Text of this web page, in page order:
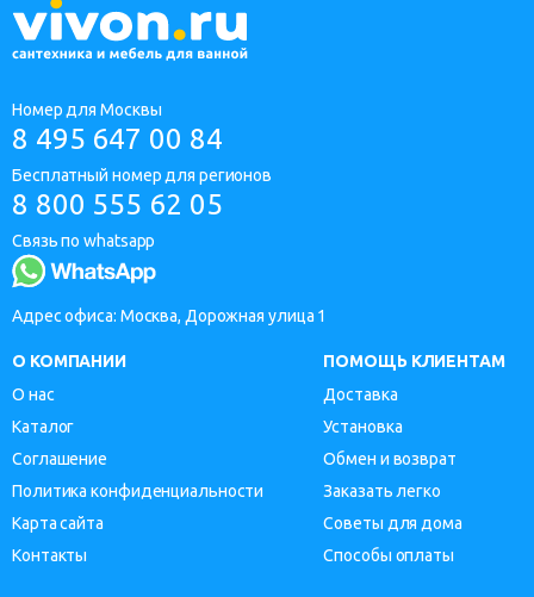
Номер для Москвы
8 495 647 00 84
Бесплатный номер для регионов
8 800 555 62 05
Связь по whatsapp
Адрес офиса: Москва, Дорожная улица 1
О КОМПАНИИ
О нас
Каталог
Соглашение
Политика конфиденциальности
Карта сайта
Контакты
ПОМОЩЬ КЛИЕНТАМ
Доставка
Установка
Обмен и возврат
Заказать легко
Советы для дома
Способы оплаты